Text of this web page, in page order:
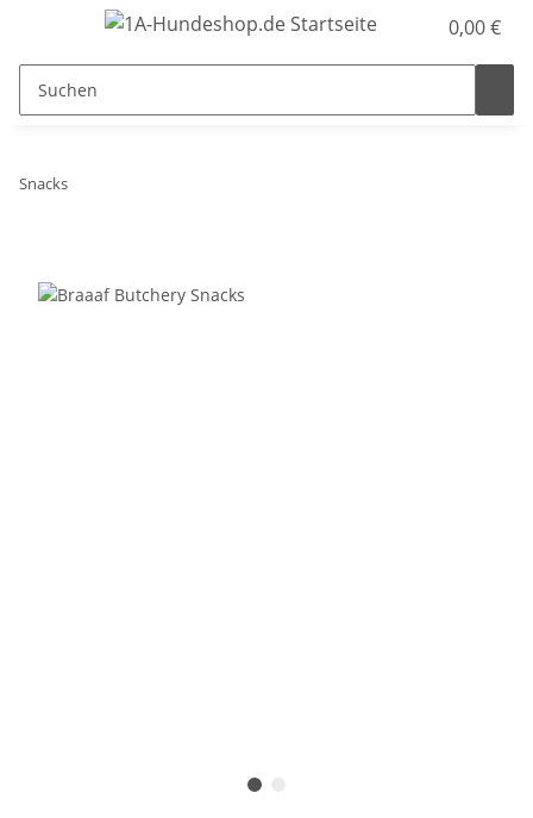
0,00 €
Snacks